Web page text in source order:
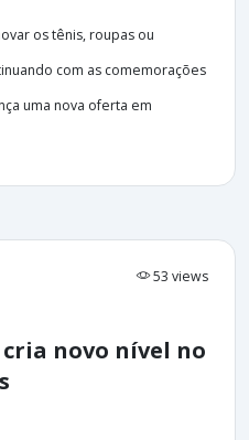
os tênis, roupas ou
com as comemorações
uma nova oferta em
53 views
novo nível no